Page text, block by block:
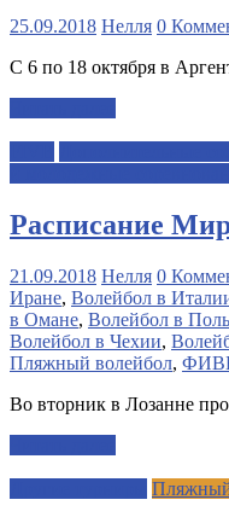
25.09.2018 Нелля 0
С 6 по 18 октября в
Расписание
21.09.2018 Нелля 0
Иране, Волейбол в
в Омане, Волейбол в
Волейбол в Чехии,
Пляжный волейбол,
Во вторник в Лозанне